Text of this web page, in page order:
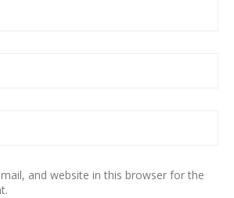
and website in this browser for the